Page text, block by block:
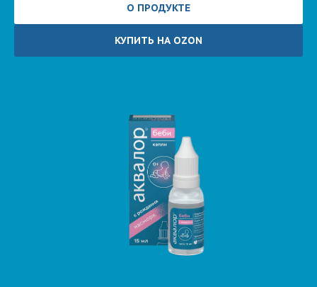
О ПРОДУКТЕ
КУПИТЬ НА OZON